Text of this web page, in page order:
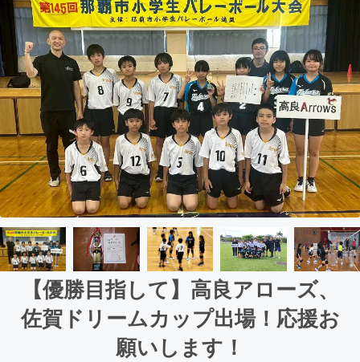
【優勝目指して】高良アローズ、
佐賀ドリームカップ出場！応援お
願いします！